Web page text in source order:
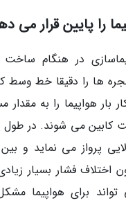
را پایین قرار می
در هنگام ساخت
ها را دقیقا خط وسط
بار هواپیما را به
کابین می شوند. در طول
پرواز می نماید و
اختلاف فشار بسیار
برای هواپیما